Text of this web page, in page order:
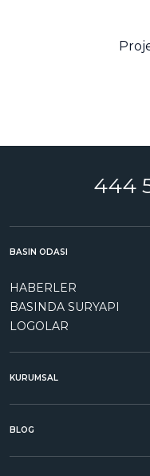
444
BASIN ODASI
HABERLER
BASINDA SURYAPI
LOGOLAR
KURUMSAL
BLOG